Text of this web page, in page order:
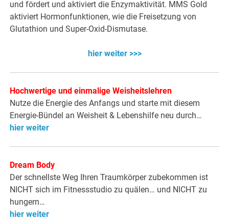
und fördert und aktiviert die Enzymaktivität. MMS Gold
aktiviert Hormonfunktionen, wie die Freisetzung von
Glutathion und Super-Oxid-Dismutase.
hier weiter >>>
Hochwertige und einmalige Weisheitslehren
Nutze die Energie des Anfangs und starte mit diesem
Energie-Bündel an Weisheit & Lebenshilfe neu durch…
hier weiter
Dream Body
Der schnellste Weg Ihren Traumkörper zubekommen ist
NICHT sich im Fitnessstudio zu quälen… und NICHT zu
hungern…
hier weiter